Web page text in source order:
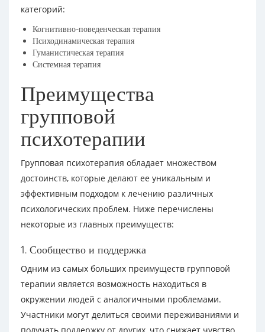
категорий:
Когнитивно-поведенческая терапия
Психодинамическая терапия
Гуманистическая терапия
Системная терапия
Преимущества
групповой
психотерапии
Групповая психотерапия обладает множеством
достоинств, которые делают ее уникальным и
эффективным подходом к лечению различных
психологических проблем. Ниже перечислены
некоторые из главных преимуществ:
1. Сообщество и поддержка
Одним из самых больших преимуществ групповой
терапии является возможность находиться в
окружении людей с аналогичными проблемами.
Участники могут делиться своими переживаниями и